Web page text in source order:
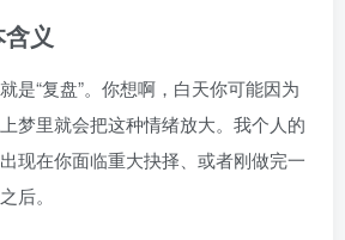
义
是“复盘”。你想啊，白天你可能因为
梦里就会把这种情绪放大。我个人的
现在你面临重大抉择、或者刚做完一
后。